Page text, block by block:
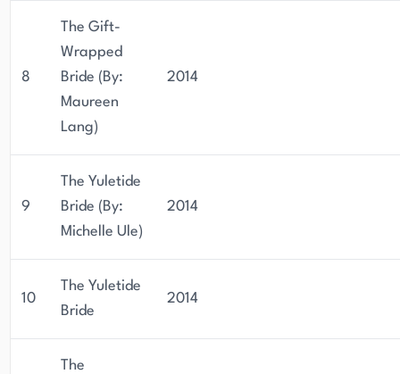
8
The Gift-
Wrapped
Bride (By:
Maureen
Lang)
2014
9
The Yuletide
Bride (By:
Michelle Ule)
2014
10
The Yuletide
Bride
2014
The